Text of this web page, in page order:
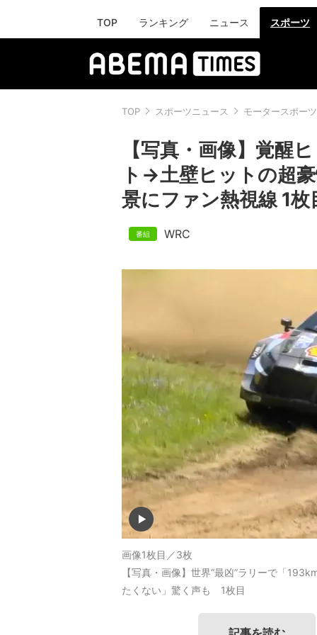
TOP ランキング ニュース スポーツ
TOP スポーツニュース モータースポーツ
【写真・画像】覚醒
ト→土壁ヒットの超
景にファン熱視線 1枚
WRC
画像1枚目／3枚
【写真・画像】世界“最凶”ラリーで「
たくない」驚く声も 1枚目